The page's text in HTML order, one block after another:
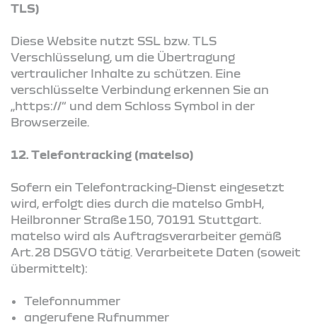
TLS)
Diese Website nutzt SSL bzw. TLS
Verschlüsselung, um die Übertragung
vertraulicher Inhalte zu schützen. Eine
verschlüsselte Verbindung erkennen Sie an
„https://“ und dem Schloss Symbol in der
Browserzeile.
12. Telefontracking (matelso)
Sofern ein Telefontracking-Dienst eingesetzt
wird, erfolgt dies durch die matelso GmbH,
Heilbronner Straße 150, 70191 Stuttgart.
matelso wird als Auftragsverarbeiter gemäß
Art. 28 DSGVO tätig. Verarbeitete Daten (soweit
übermittelt):
Telefonnummer
angerufene Rufnummer